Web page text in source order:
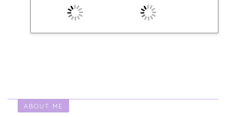
ABOUT ME